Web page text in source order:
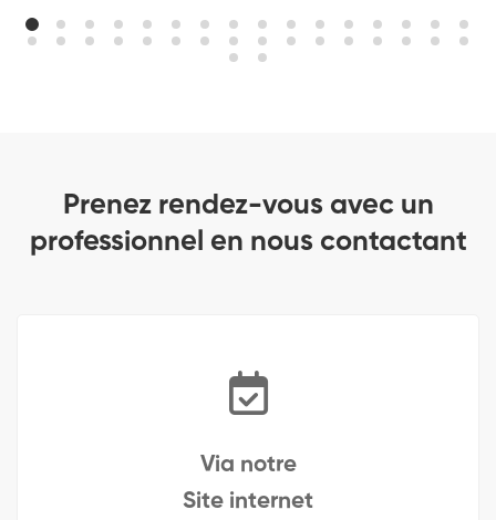
Prenez rendez-vous avec un
professionnel en nous contactant
Via notre
Site internet